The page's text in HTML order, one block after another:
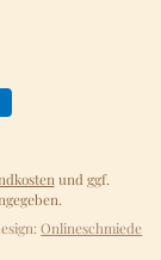
und ggf.
Onlineschmiede